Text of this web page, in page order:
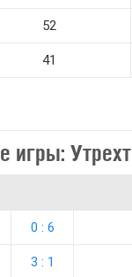
52
41
игры: Утрехт
0 : 6
3 : 1